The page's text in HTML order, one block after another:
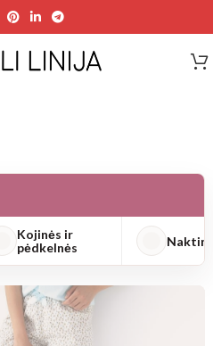
Kojinės ir
pėdkelnės